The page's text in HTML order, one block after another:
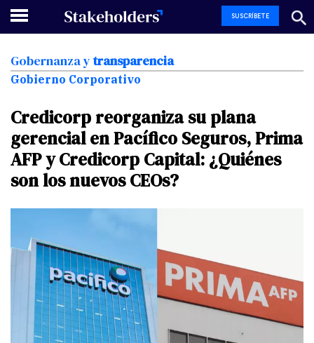
SUSCRÍBETE
Gobernanzay transparencia
Gobierno Corporativo
Credicorp reorganiza su plana
gerencial enPacífico Seguros,Prima
AFPy Credicorp Capital: ¿Quiénes
sonlosnuevos CEOs?